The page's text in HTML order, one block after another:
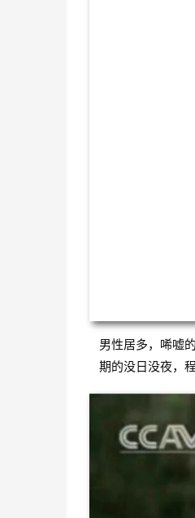
男性居多，唏嘘
期的没日没夜，